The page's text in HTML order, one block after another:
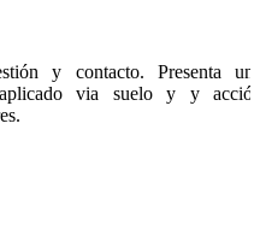
y contacto. Presenta
aplicado via suelo y y